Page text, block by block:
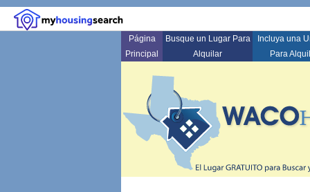
Página
Principal
Busque un Lugar Para
Alquilar
Incluya una
Para